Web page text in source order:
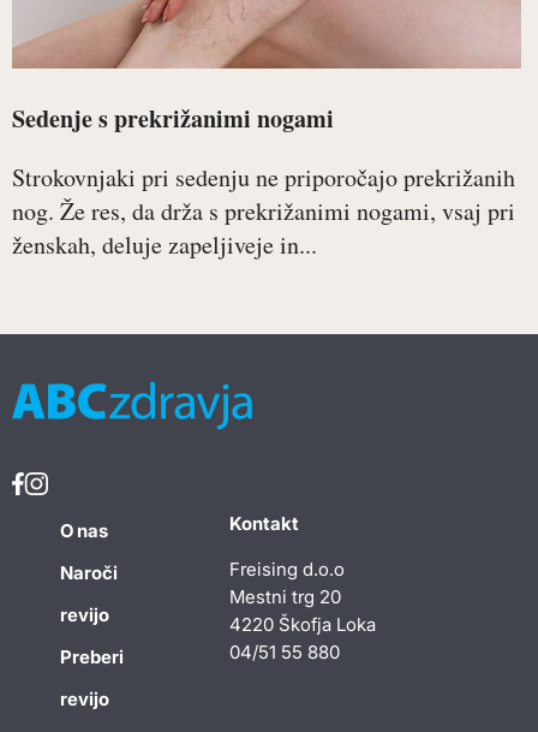
Sedenje s prekrižanimi nogami
Strokovnjaki pri sedenju ne priporočajo prekrižanih
nog. Že res, da drža s prekrižanimi nogami, vsaj pri
ženskah, deluje zapeljiveje in...
O nas
Naroči
revijo
Preberi
revijo
Kontakt
Freising d.o.o
Mestni trg 20
4220 Škofja Loka
04/51 55 880